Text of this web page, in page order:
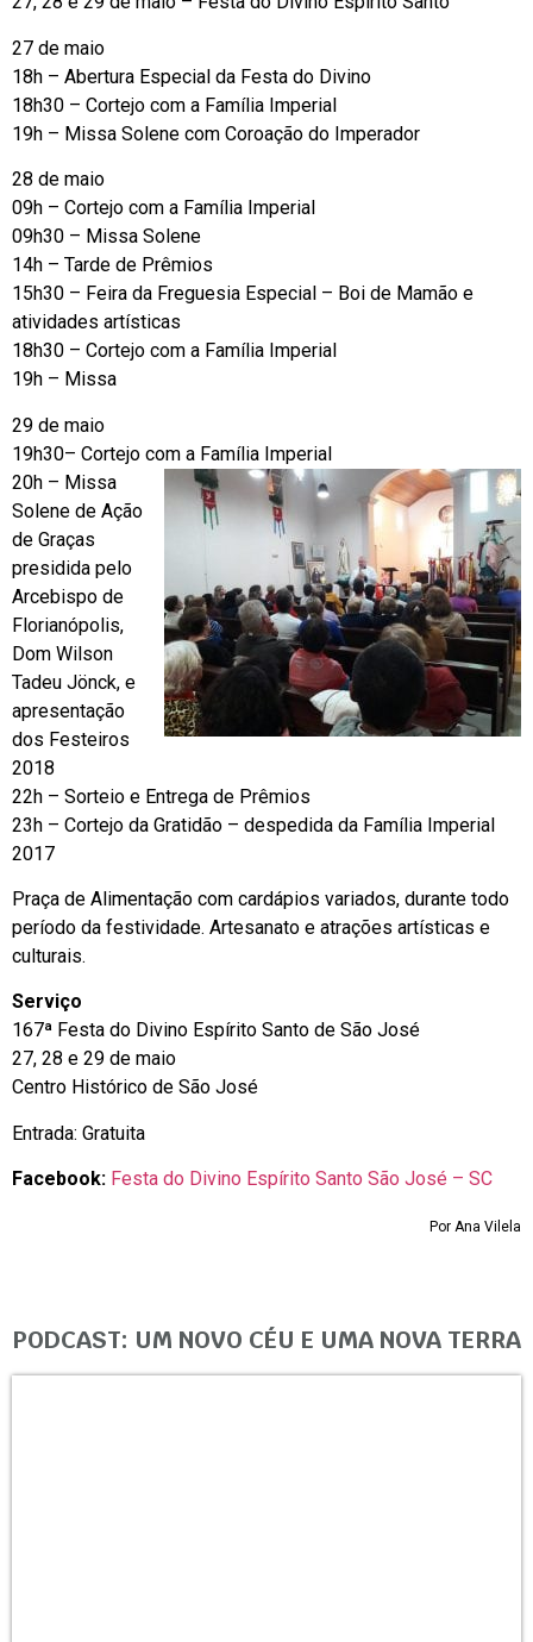
27 de maio
18h – Abertura Especial da Festa do Divino
18h30 – Cortejo com a Família Imperial
19h – Missa Solene com Coroação do Imperador
28 de maio
09h – Cortejo com a Família Imperial
09h30 – Missa Solene
14h – Tarde de Prêmios
15h30 – Feira da Freguesia Especial – Boi de Mamão e
atividades artísticas
18h30 – Cortejo com a Família Imperial
19h – Missa
29 de maio
19h30– Cortejo com a Família Imperial
20h – Missa
Solene de Ação
de Graças
presidida pelo
Arcebispo de
Florianópolis,
Dom Wilson
Tadeu Jönck, e
apresentação
dos Festeiros
2018
22h – Sorteio e Entrega de Prêmios
23h – Cortejo da Gratidão – despedida da Família Imperial
2017
Praça de Alimentação com cardápios variados, durante todo
período da festividade. Artesanato e atrações artísticas e
culturais.
Serviço
167ª Festa do Divino Espírito Santo de São José
27, 28 e 29 de maio
Centro Histórico de São José
Entrada: Gratuita
Facebook: Festa do Divino Espírito Santo São José – SC
Por Ana Vilela
PODCAST: UM NOVO CÉU E UMA NOVA TERRA